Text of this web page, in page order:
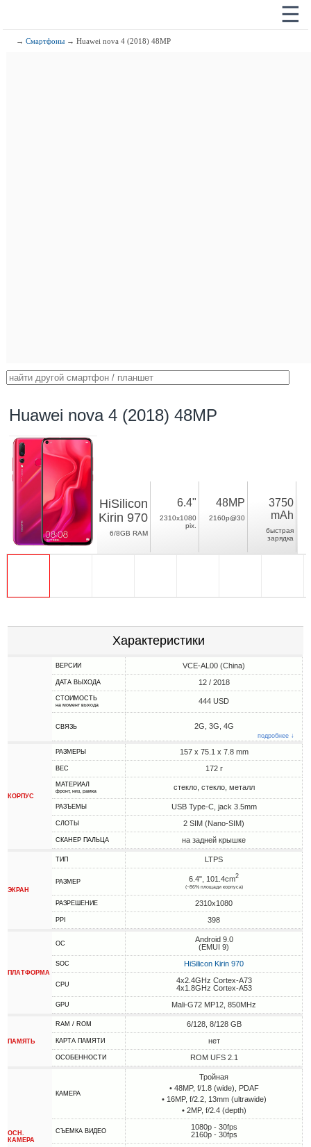
☰
→Смартфоны → Huawei nova 4 (2018) 48MP
Huawei nova 4 (2018) 48MP
HiSilicon
Kirin 970
6/8GB RAM
6.4"
2310x1080
pix.
48MP
2160p@30
3750
mAh
быстрая
зарядка
Характеристики
ВЕРСИИ VCE-AL00 (China)
ДАТА ВЫХОДА 12 / 2018
СТОИМОСТЬ
на момент выхода 444 USD
СВЯЗЬ 2G, 3G, 4G
подробнее ↓
КОРПУС
РАЗМЕРЫ 157 x 75.1 x 7.8 mm
ВЕС 172 г
МАТЕРИАЛ
фронт, низ, рамка стекло, стекло, металл
РАЗЪЕМЫ USB Type-C, jack 3.5mm
СЛОТЫ 2 SIM (Nano-SIM)
СКАНЕР ПАЛЬЦА на задней крышке
ЭКРАН
ТИП LTPS
РАЗМЕР 6.4", 101.4cm2
(~86% площади корпуса)
РАЗРЕШЕНИЕ 2310x1080
PPI 398
ПЛАТФОРМА
ОС
Android 9.0
(EMUI 9)
SOC HiSilicon Kirin 970
CPU
4x2.4GHz Cortex-A73
4x1.8GHz Cortex-A53
GPU Mali-G72 MP12, 850MHz
ПАМЯТЬ
RAM / ROM 6/128, 8/128 GB
КАРТА ПАМЯТИ нет
ОСОБЕННОСТИ ROM UFS 2.1
ОСН.
КАМЕРА
КАМЕРА
Тройная
• 48MP, f/1.8 (wide), PDAF
• 16MP, f/2.2, 13mm (ultrawide)
• 2MP, f/2.4 (depth)
СЪЕМКА ВИДЕО
1080p - 30fps
2160p - 30fps